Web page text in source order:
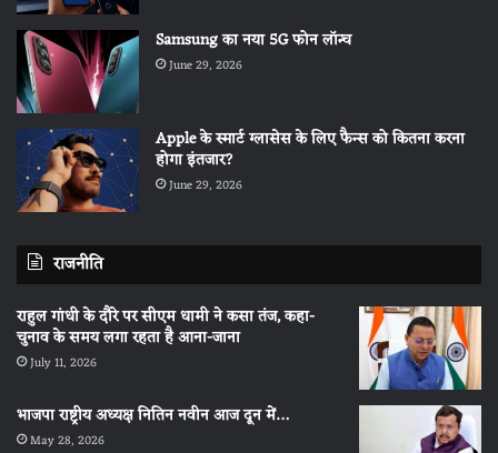
Samsung का नया 5G फोन लॉन्च
June 29, 2026
Apple के स्मार्ट ग्लासेस के लिए फैन्स को कितना करना
होगा इंतजार?
June 29, 2026
राजनीति
राहुल गांधी के दौरे पर सीएम धामी ने कसा तंज, कहा-
चुनाव के समय लगा रहता है आना-जाना
July 11, 2026
भाजपा राष्ट्रीय अध्यक्ष नितिन नवीन आज दून में…
May 28, 2026